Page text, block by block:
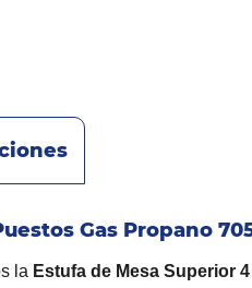
Gas Propano
la Estufa de Mesa Superior